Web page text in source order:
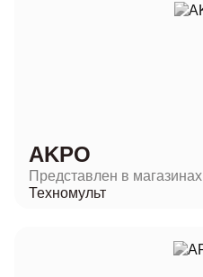
AKPO
Представлен в магазинах
Техномульт